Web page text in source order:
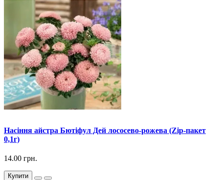
Насіння айстра Бютіфул Дей лососево-рожева (Zip-пакет
0,1г)
14.00 грн.
Купити